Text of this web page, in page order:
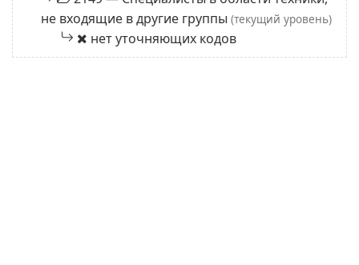
не входящие в другие группы (текущий уровень)
нет уточняющих кодов